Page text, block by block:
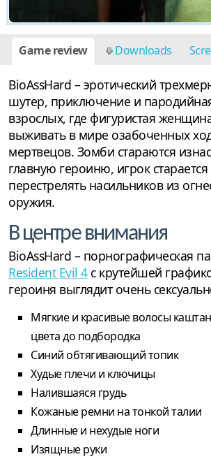
Game review Downloads
BioAssHard – эротический
шутер, приключение и
взрослых, где фигуристая
выживать в мире озабоченных
мертвецов. Зомби стараются
главную героиню, игрок старается
перестрелять насильников из
оружия.
В центре внимания
BioAssHard – порнографическая
Resident Evil 4с крутейшей
героиня выглядит очень
Мягкие и красивые волосы
цвета до подбородка
Синий обтягивающий топик
Худые плечи и ключицы
Налившаяся грудь
Кожаные ремни на тонкой талии
Длинные и нехудые ноги
Изящные руки